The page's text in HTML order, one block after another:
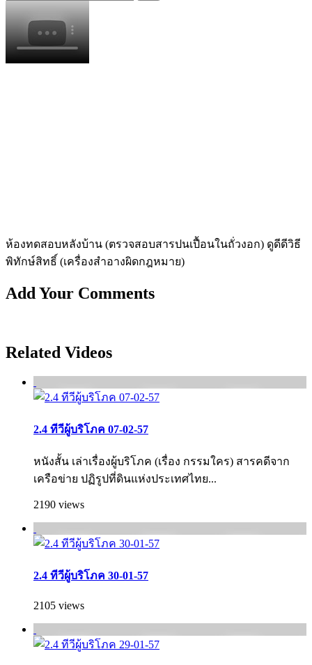
ห้องทดสอบหลังบ้าน (ตรวจสอบสารปนเปื้อนในถั่วงอก) ดูดีดีวิธี
พิทักษ์สิทธิ์ (เครื่องสำอางผิดกฎหมาย)
Add Your Comments
Related Videos
2.4 ทีวีผู้บริโภค 07-02-57
หนังสั้น เล่าเรื่องผู้บริโภค (เรื่อง กรรมใคร) สารคดีจาก
เครือข่าย ปฏิรูปที่ดินแห่งประเทศไทย...
2190 views
2.4 ทีวีผู้บริโภค 30-01-57
2105 views